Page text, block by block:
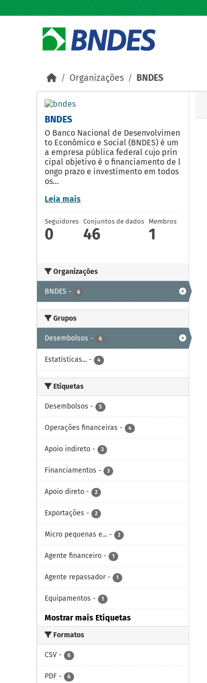
Organizações BNDES
BNDES
O Banco Nacional de Desenvolvimen
to Econômico e Social (BNDES) é um
a empresa pública federal cujo prin
cipal objetivo é o financiamento de l
ongo prazo e investimento em todos
os...
Leia mais
Seguidores
0
Conjuntos de dados
46
Membros
1
Organizações
BNDES - 6
Grupos
Desembolsos - 6
Estatísticas... - 4
Etiquetas
Desembolsos - 5
Operações financeiras - 4
Apoio indireto - 3
Financiamentos - 3
Apoio direto - 2
Exportações - 2
Micro pequenas e... - 2
Agente financeiro - 1
Agente repassador - 1
Equipamentos - 1
Mostrar mais Etiquetas
Formatos
CSV - 6
PDF - 6